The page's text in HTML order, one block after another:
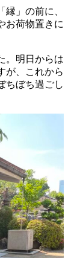
」の前に、
お荷物置きに
。明日からは
が、これから
ちぼち過ごし